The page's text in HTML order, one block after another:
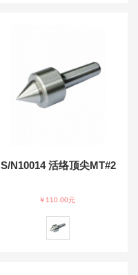
S/N10014 活络顶尖MT#2
￥110.00元